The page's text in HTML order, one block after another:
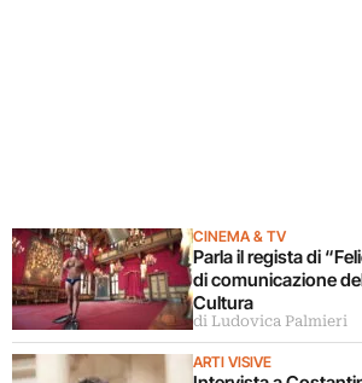
CINEMA & TV
Parla il regista di
di comunicazione
Cultura
di Ludovica Palmieri
ARTI VISIVE